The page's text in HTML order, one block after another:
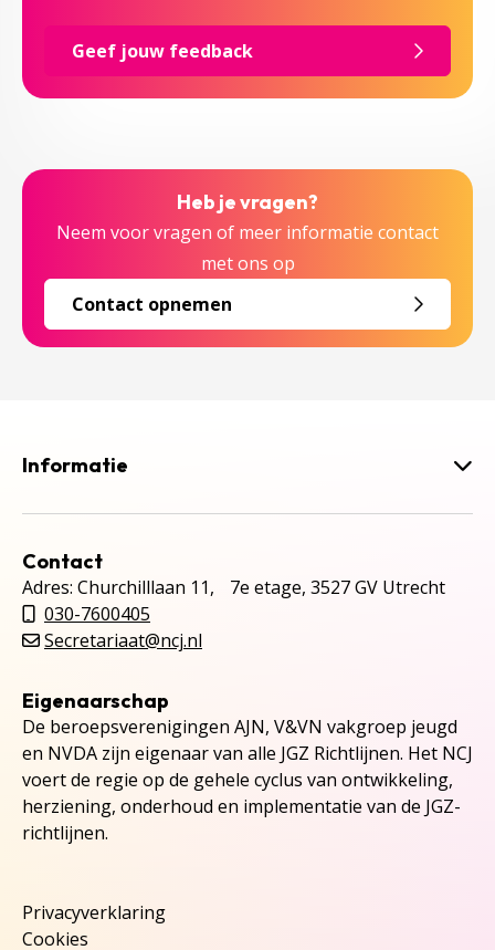
Geef jouw feedback
Heb je vragen?
Neem voor vragen of meer informatie contact
met ons op
Contact opnemen
Informatie
Contact
Adres: Churchilllaan 11, 7e etage, 3527 GV Utrecht
030-7600405
Secretariaat@ncj.nl
Eigenaarschap
De beroepsverenigingen AJN, V&VN vakgroep jeugd
en NVDA zijn eigenaar van alle JGZ Richtlijnen. Het NCJ
voert de regie op de gehele cyclus van ontwikkeling,
herziening, onderhoud en implementatie van de JGZ-
richtlijnen.
Privacyverklaring
Cookies